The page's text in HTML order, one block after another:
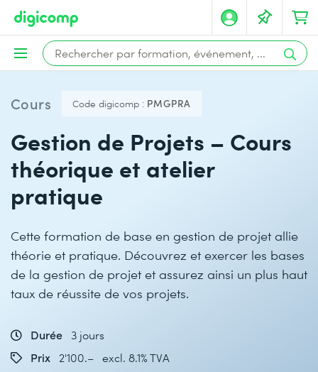
Cours Code digicomp : PMGPRA
Gestion de Projets – Cours
théorique et atelier
pratique
Cette formation de base en gestion de projet allie
théorie et pratique. Découvrez et exercer les bases
de la gestion de projet et assurez ainsi un plus haut
taux de réussite de vos projets.
Durée 3 jours
Prix
2'100.– excl. 8.1% TVA